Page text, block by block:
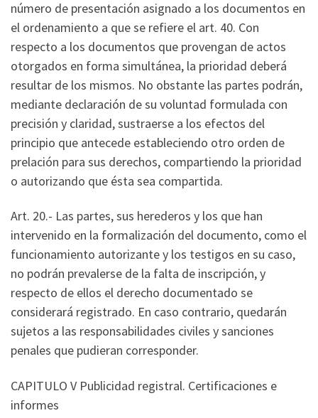
número de presentación asignado a los documentos en
el ordenamiento a que se refiere el art. 40. Con
respecto a los documentos que provengan de actos
otorgados en forma simultánea, la prioridad deberá
resultar de los mismos. No obstante las partes podrán,
mediante declaración de su voluntad formulada con
precisión y claridad, sustraerse a los efectos del
principio que antecede estableciendo otro orden de
prelación para sus derechos, compartiendo la prioridad
o autorizando que ésta sea compartida.
Art. 20.- Las partes, sus herederos y los que han
intervenido en la formalización del documento, como el
funcionamiento autorizante y los testigos en su caso,
no podrán prevalerse de la falta de inscripción, y
respecto de ellos el derecho documentado se
considerará registrado. En caso contrario, quedarán
sujetos a las responsabilidades civiles y sanciones
penales que pudieran corresponder.
CAPITULO V Publicidad registral. Certificaciones e
informes